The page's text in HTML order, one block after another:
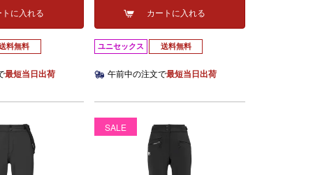
に入れる
料無料
最短当日出荷
カートに入れる
ユニセックス 送料無料
午前中の注文で最短当日出荷
SALE